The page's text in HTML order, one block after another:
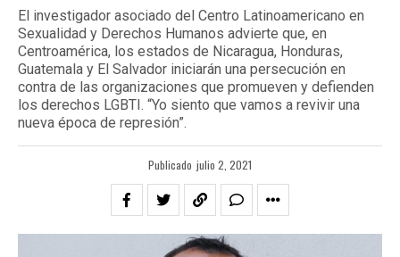
El investigador asociado del Centro Latinoamericano en
Sexualidad y Derechos Humanos advierte que, en
Centroamérica, los estados de Nicaragua, Honduras,
Guatemala y El Salvador iniciarán una persecución en
contra de las organizaciones que promueven y defienden
los derechos LGBTI. “Yo siento que vamos a revivir una
nueva época de represión”.
Publicado julio 2, 2021